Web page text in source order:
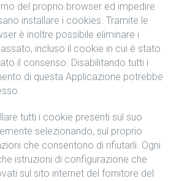
del proprio browser ed impedire
installare i cookies. Tramite le
è inoltre possibile eliminare i
incluso il cookie in cui è stato
il consenso. Disabilitando tutti i
di questa Applicazione potrebbe
tutti i cookie presenti sul suo
selezionando, sul proprio
che consentono di rifiutarli. Ogni
istruzioni di configurazione che
sul sito internet del fornitore del